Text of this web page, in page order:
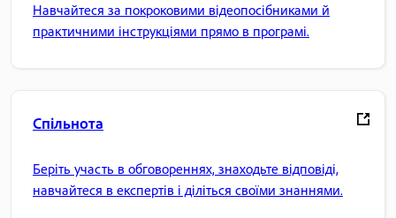
Навчайтеся за покроковими відеопосібниками й
практичними інструкціями прямо в програмі.
Спільнота
Беріть участь в обговореннях, знаходьте відповіді,
навчайтеся в експертів і діліться своїми знаннями.